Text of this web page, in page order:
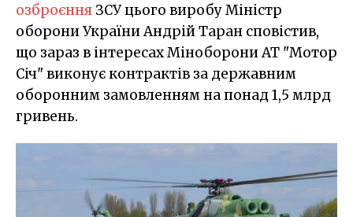
озброєння ЗСУ цього виробу Міністр
оборони України Андрій Таран сповістив,
що зараз в інтересах Міноборони АТ "Мотор
Січ" виконує контрактів за державним
оборонним замовленням на понад 1,5 млрд
гривень.